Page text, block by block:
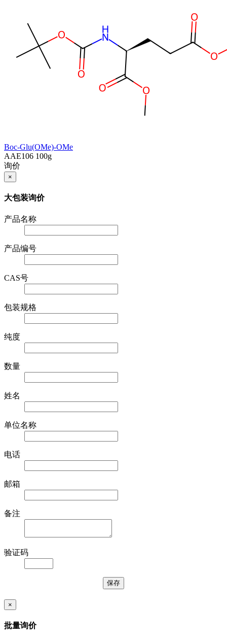
Boc-Glu(OMe)-OMe
AAE106 100g
询价
×
大包装询价
产品名称
产品编号
CAS号
包装规格
纯度
数量
姓名
单位名称
电话
邮箱
备注
验证码
×
批量询价